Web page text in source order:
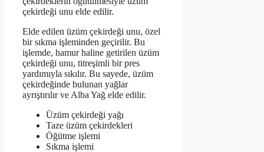
çekirdeği unu elde edilir.
Elde edilen üzüm çekirdeği unu, özel
bir sıkma işleminden geçirilir. Bu
işlemde, hamur haline getirilen üzüm
çekirdeği unu, titreşimli bir pres
yardımıyla sıkılır. Bu sayede, üzüm
çekirdeğinde bulunan yağlar
ayrıştırılır ve Alba Yağ elde edilir.
Üzüm çekirdeği yağı
Taze üzüm çekirdekleri
Öğütme işlemi
Sıkma işlemi